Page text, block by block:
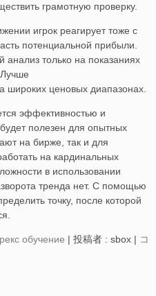
грамотную проверку.
игрок реагирует тоже с
потенциальной прибыли.
анализ только на показаниях
широких ценовых диапазонах.
эффективностью и
полезен для опытных
на бирже, так и для
на кардинальных
в использовании
тренда нет. С помощью
точку, после которой
обучение | 投稿者 : sbox | コ